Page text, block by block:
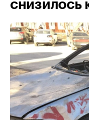
снизилось